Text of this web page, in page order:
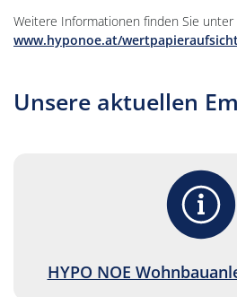
Weitere Informationen finden Sie unter
www.hyponoe.at/
Unsere aktuellen
HYPO NOE